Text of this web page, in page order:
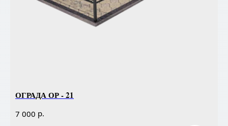
ОГРАДА ОР - 21
7 000 р.